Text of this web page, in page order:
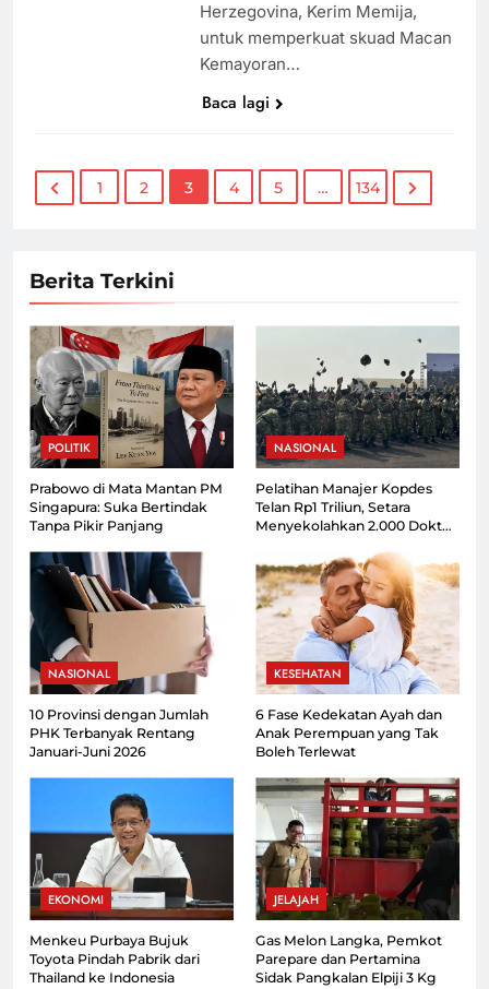
Herzegovina, Kerim Memija,
untuk memperkuat skuad Macan
Kemayoran…
Baca lagi
1 2 3 4 5 … 134
Berita Terkini
POLITIK
Prabowo di Mata Mantan PM
Singapura: Suka Bertindak
Tanpa Pikir Panjang
NASIONAL
Pelatihan Manajer Kopdes
Telan Rp1 Triliun, Setara
Menyekolahkan 2.000 Dokter
NASIONAL
10 Provinsi dengan Jumlah
PHK Terbanyak Rentang
Januari-Juni 2026
KESEHATAN
6 Fase Kedekatan Ayah dan
Anak Perempuan yang Tak
Boleh Terlewat
EKONOMI
Menkeu Purbaya Bujuk
Toyota Pindah Pabrik dari
Thailand ke Indonesia
JELAJAH
Gas Melon Langka, Pemkot
Parepare dan Pertamina
Sidak Pangkalan Elpiji 3 Kg